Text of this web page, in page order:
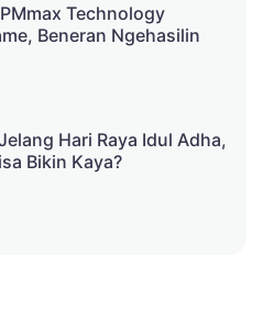
Technology
Beneran Ngehasilin
Hari Raya Idul Adha,
Bikin Kaya?